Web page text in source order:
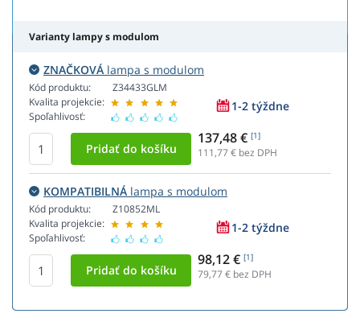
Varianty lampy s modulom
ZNAČKOVÁ lampa s modulom
Kód produktu:
Kvalita projekcie:
Spoľahlivosť:
Z34433GLM
1-2 týždne
137,48 € [1]
111,77 € bez DPH
KOMPATIBILNÁ lampa s modulom
Kód produktu:
Kvalita projekcie:
Spoľahlivosť:
Z10852ML
1-2 týždne
98,12 € [1]
79,77 € bez DPH